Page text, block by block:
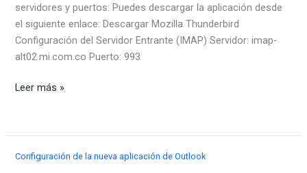
servidores y puertos: Puedes descargar la aplicación desde
el siguiente enlace: Descargar Mozilla Thunderbird
Configuración del Servidor Entrante (IMAP) Servidor: imap-
alt02.mi.com.co Puerto: 993
Configurar
corporativo
en
Leer más »
Configuración de la nueva aplicación de Outlook